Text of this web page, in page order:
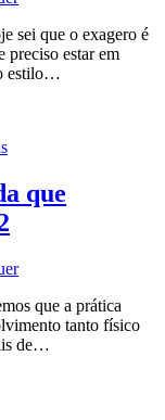
sei que o exagero é
preciso estar em
estilo…
que
que a prática
tanto físico
de…